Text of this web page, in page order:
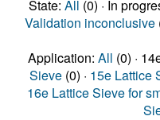
State: All (0) · In
Validation inconclusive
Application: All (0) ·
Sieve (0) · 15e Lattice
16e Lattice Sieve for